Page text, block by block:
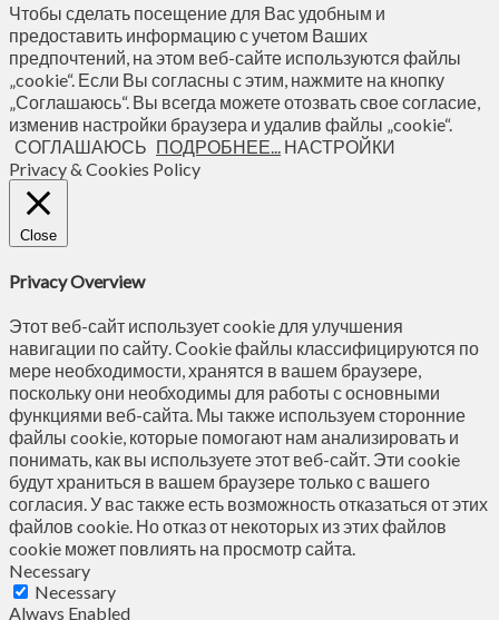
Чтобы сделать посещение для Вас удобным и
предоставить информацию с учетом Ваших
предпочтений, на этом веб-сайте используются файлы
„cookie“. Если Вы согласны с этим, нажмите на кнопку
„Соглашаюсь“. Вы всегда можете отозвать свое согласие,
изменив настройки браузера и удалив файлы „cookie“.
СОГЛАШАЮСЬ ПОДРОБНЕЕ...
НАСТРОЙКИ
Privacy & Cookies Policy
Close
Privacy Overview
Этот веб-сайт использует cookie для улучшения
навигации по сайту. Сookie файлы классифицируются по
мере необходимости, хранятся в вашем браузере,
поскольку они необходимы для работы с основными
функциями веб-сайта. Мы также используем сторонние
файлы cookie, которые помогают нам анализировать и
понимать, как вы используете этот веб-сайт. Эти cookie
будут храниться в вашем браузере только с вашего
согласия. У вас также есть возможность отказаться от этих
файлов cookie. Но отказ от некоторых из этих файлов
cookie может повлиять на просмотр сайта.
Necessary
Necessary
Always Enabled